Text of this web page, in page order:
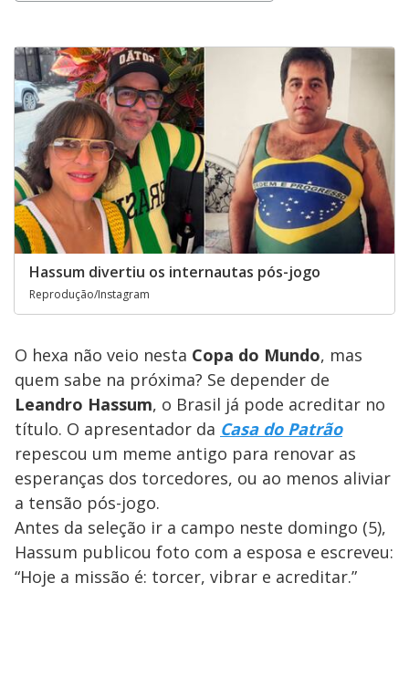
Hassum divertiu os internautas pós-jogo
Reprodução/Instagram
O hexa não veio nesta Copa do Mundo, mas
quem sabe na próxima? Se depender de
Leandro Hassum, o Brasil já pode acreditar no
título. O apresentador da Casa do Patrão
repescou um meme antigo para renovar as
esperanças dos torcedores, ou ao menos aliviar
a tensão pós-jogo.
Antes da seleção ir a campo neste domingo (5),
Hassum publicou foto com a esposa e escreveu:
“Hoje a missão é: torcer, vibrar e acreditar.”